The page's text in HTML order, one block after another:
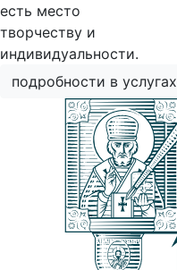
есть место
творчеству и
индивидуальности.
подробности в услугах